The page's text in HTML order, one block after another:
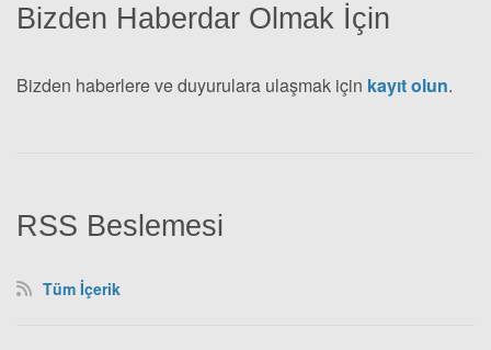
RSS Beslemesi
Tüm İçerik
Bizden Haberdar Olmak İçin
Bizden haberlere ve duyurulara ulaşmak için kayıt olun.